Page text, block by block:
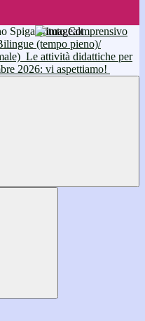
Istituto Comprensivo
(tempo pieno)/
Le attività didattiche per
2026: vi aspettiamo!